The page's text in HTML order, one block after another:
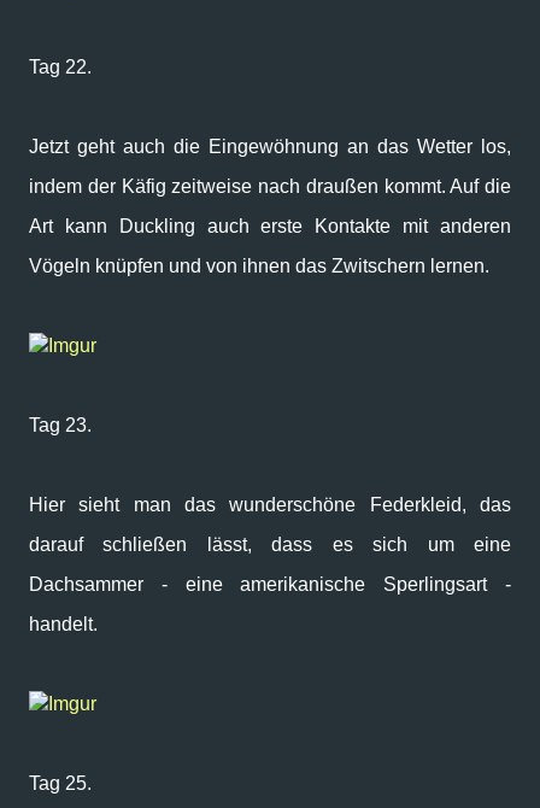
Tag 22.
Jetzt geht auch die Eingewöhnung an das Wetter los,
indem der Käfig zeitweise nach draußen kommt. Auf die
Art kann Duckling auch erste Kontakte mit anderen
Vögeln knüpfen und von ihnen das Zwitschern lernen.
Imgur
Tag 23.
Hier sieht man das wunderschöne Federkleid, das
darauf schließen lässt, dass es sich um eine
Dachsammer - eine amerikanische Sperlingsart -
handelt.
Imgur
Tag 25.